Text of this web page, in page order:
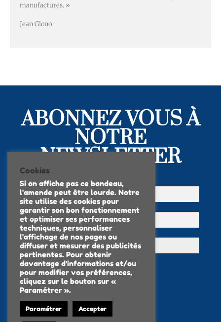
manufactures. »
Jean Giono
ABONNEZ VOUS À
NOTRE
NEWSLETTER
Mentions légales
Cookies
Si on affiche pas ce bandeau,
l'amende peut être lourde. Notre
site utilise des cookies pour
garantir son bon fonctionnement
et optimiser ses performances
techniques, personnaliser
l'affichage de nos pages ou
diffuser et mesurer des publicités
pertinentes. Pour obtenir
davantage d'informations et/ou
pour modifier vos préférences,
cliquez sur le bouton sur «
Paramétrer ».
Paramétrer Accepter